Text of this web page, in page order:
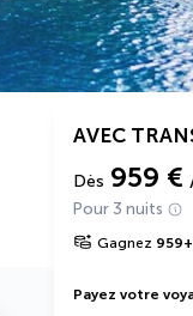
AVEC
Dès 959 €
Pour 3 nuits
Gagnez 959+
Payez votre